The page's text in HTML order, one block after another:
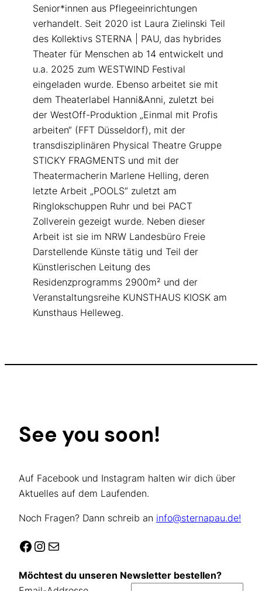
Senior*innen aus Pflegeeinrichtungen
verhandelt. Seit 2020 ist Laura Zielinski Teil
des Kollektivs STERNA | PAU, das hybrides
Theater für Menschen ab 14 entwickelt und
u.a. 2025 zum WESTWIND Festival
eingeladen wurde. Ebenso arbeitet sie mit
dem Theaterlabel Hanni&Anni, zuletzt bei
der WestOff-Produktion „Einmal mit Profis
arbeiten“ (FFT Düsseldorf), mit der
transdisziplinären Physical Theatre Gruppe
STICKY FRAGMENTS und mit der
Theatermacherin Marlene Helling, deren
letzte Arbeit „POOLS“ zuletzt am
Ringlokschuppen Ruhr und bei PACT
Zollverein gezeigt wurde. Neben dieser
Arbeit ist sie im NRW Landesbüro Freie
Darstellende Künste tätig und Teil der
Künstlerischen Leitung des
Residenzprogramms 2900m² und der
Veranstaltungsreihe KUNSTHAUS KIOSK am
Kunsthaus Helleweg.
See you soon!
Auf Facebook und Instagram halten wir dich über
Aktuelles auf dem Laufenden.
Noch Fragen? Dann schreib an info@sternapau.de!
Facebook
Instagram
E-Mail
Möchtest du unseren Newsletter bestellen?